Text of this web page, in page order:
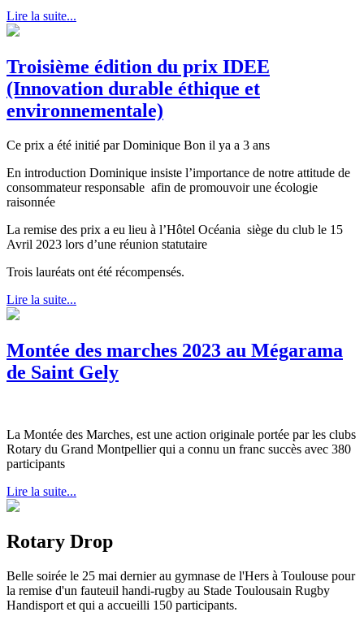
Lire la suite...
Troisième édition du prix IDEE
(Innovation durable éthique et
environnementale)
Ce prix a été initié par Dominique Bon il ya a 3 ans
En introduction Dominique insiste l’importance de notre attitude de
consommateur responsable afin de promouvoir une écologie
raisonnée
La remise des prix a eu lieu à l’Hôtel Océania siège du club le 15
Avril 2023 lors d’une réunion statutaire
Trois lauréats ont été récompensés.
Lire la suite...
Montée des marches 2023 au Mégarama
de Saint Gely
La Montée des Marches, est une action originale portée par les clubs
Rotary du Grand Montpellier qui a connu un franc succès avec 380
participants
Lire la suite...
Rotary Drop
Belle soirée le 25 mai dernier au gymnase de l'Hers à Toulouse pour
la remise d'un fauteuil handi-rugby au Stade Toulousain Rugby
Handisport et qui a accueilli 150 participants.